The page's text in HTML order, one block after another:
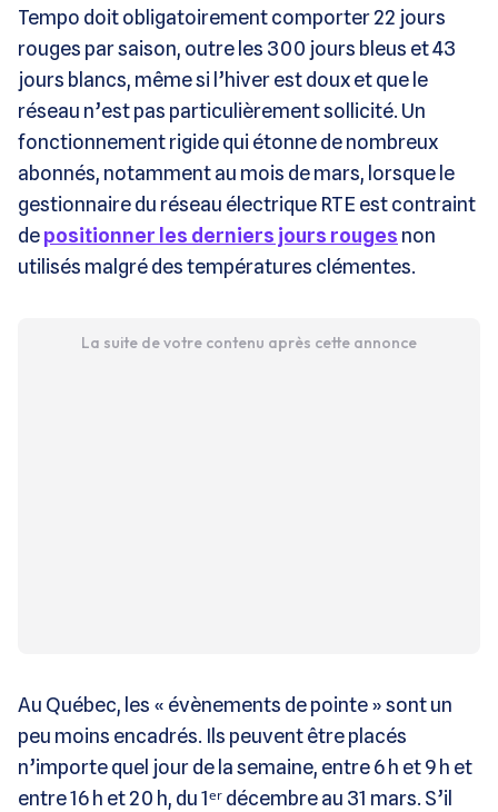
Tempo doit obligatoirement comporter 22 jours
rouges par saison, outre les 300 jours bleus et 43
jours blancs, même si l’hiver est doux et que le
réseau n’est pas particulièrement sollicité. Un
fonctionnement rigide qui étonne de nombreux
abonnés, notamment au mois de mars, lorsque le
gestionnaire du réseau électrique RTE est contraint
depositionner les derniers jours rouges non
utilisés malgré des températures clémentes.
La suite de votre contenu après cette annonce
Au Québec, les « évènements de pointe » sont un
peu moins encadrés. Ils peuvent être placés
n’importe quel jour de la semaine, entre 6 h et 9 h et
entre 16 h et 20 h, du 1ᵉʳ décembre au 31 mars. S’il